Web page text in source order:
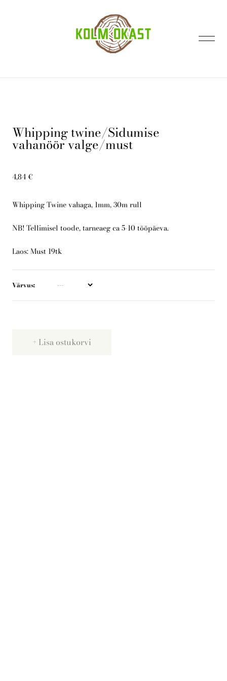
Avaleht
Kontakt
Telli arborist
Whipping twine/Sidumise
vahanöör valge/must
4,84 €
Whipping Twine vahaga, 1mm, 30m rull
NB! Tellimisel toode, tarneaeg ca 5-10 tööpäeva.
Laos: Must 19tk
Värvus
Lisa ostukorvi